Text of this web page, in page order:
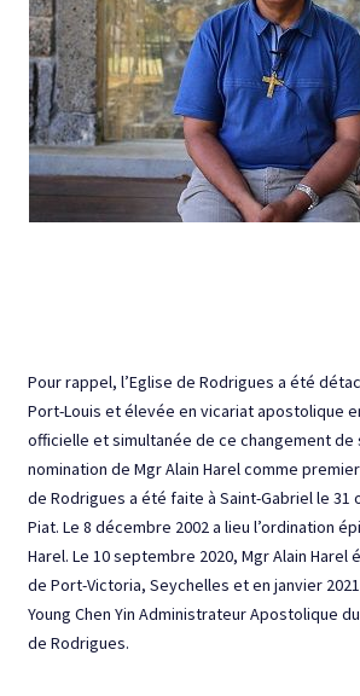
Pour rappel, l’Eglise de Rodrigues a été
Port-Louis et élevée en vicariat apostolique
officielle et simultanée de ce changement de
nomination de Mgr Alain Harel comme
de Rodrigues a été faite à Saint-Gabriel le 31
Piat. Le 8 décembre 2002 a lieu l’ordination
Harel. Le 10 septembre 2020, Mgr Alain Harel
de Port-Victoria, Seychelles et en janvier
Young Chen Yin Administrateur Apostolique
de Rodrigues.